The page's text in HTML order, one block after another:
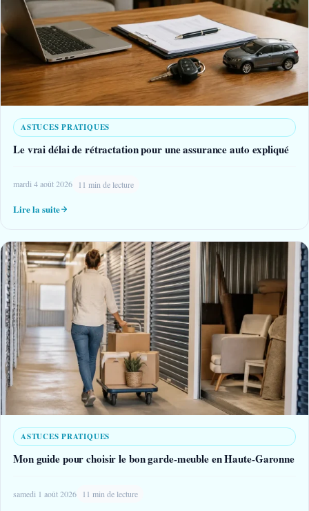
ASTUCES PRATIQUES
Le vrai délai de rétractation pour une assurance auto expliqué
mardi 4 août 2026 11 min de lecture
Lire la suite
ASTUCES PRATIQUES
Mon guide pour choisir le bon garde-meuble en Haute-Garonne
samedi 1 août 2026 11 min de lecture